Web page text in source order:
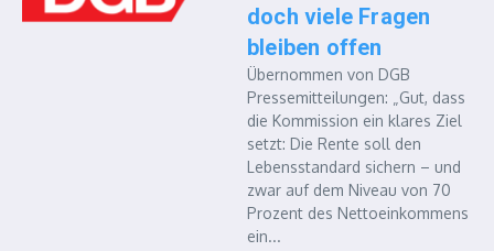
doch viele Fragen
bleiben offen
Übernommen von DGB
Pressemitteilungen: „Gut, dass
die Kommission ein klares Ziel
setzt: Die Rente soll den
Lebensstandard sichern – und
zwar auf dem Niveau von 70
Prozent des Nettoeinkommens
ein...